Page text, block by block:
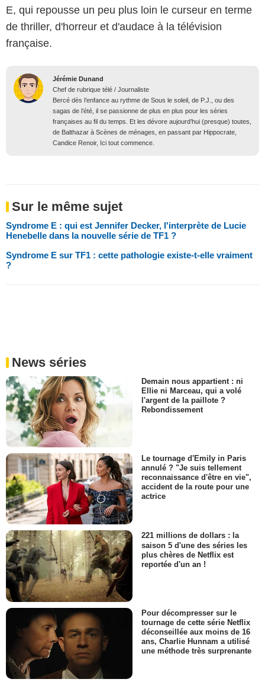
E, qui repousse un peu plus loin le curseur en terme
de thriller, d'horreur et d'audace à la télévision
française.
Jérémie Dunand
Chef de rubrique télé / Journaliste
Bercé dès l’enfance au rythme de Sous le soleil, de P.J., ou des
sagas de l’été, il se passionne de plus en plus pour les séries
françaises au fil du temps. Et les dévore aujourd’hui (presque) toutes,
de Balthazar à Scènes de ménages, en passant par Hippocrate,
Candice Renoir, Ici tout commence.
Sur le même sujet
Syndrome E : qui est Jennifer Decker, l'interprète de Lucie
Henebelle dans la nouvelle série de TF1 ?
Syndrome E sur TF1 : cette pathologie existe-t-elle vraiment
?
News séries
Demain nous appartient : ni
Ellie ni Marceau, qui a volé
l'argent de la paillote ?
Rebondissement
Le tournage d'Emily in Paris
annulé ? "Je suis tellement
reconnaissance d'être en vie",
accident de la route pour une
actrice
221 millions de dollars : la
saison 5 d'une des séries les
plus chères de Netflix est
reportée d'un an !
Pour décompresser sur le
tournage de cette série Netflix
déconseillée aux moins de 16
ans, Charlie Hunnam a utilisé
une méthode très surprenante